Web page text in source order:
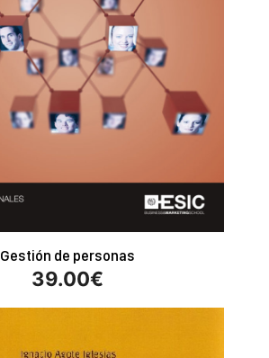
Gestión de personas
39.00€